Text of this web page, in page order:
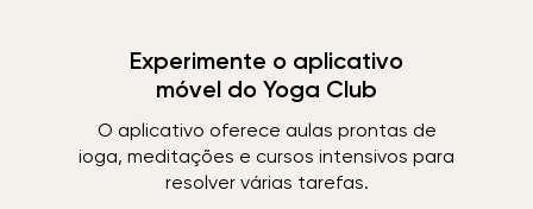
Experimente o aplicativo
móvel do Yoga Club
O aplicativo oferece aulas prontas de
ioga, meditações e cursos intensivos para
resolver várias tarefas.